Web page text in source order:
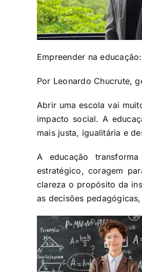
Empreender na
Por Leonardo Chucrute,
Abrir uma escola vai
impacto social. A
mais justa, igualitária e
A educação
estratégico, coragem
clareza o propósito da
as decisões